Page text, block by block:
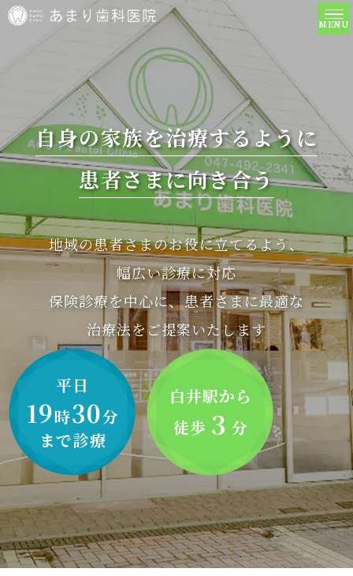
自身の家族を治療するように
患者さまに向き合う
地域の患者さまのお役に立てるよう、
幅広い診療に対応
保険診療を中心に、患者さまに最適な
治療法をご提案いたします
平日
19時30分
まで診療
白井駅から
徒歩 ３ 分